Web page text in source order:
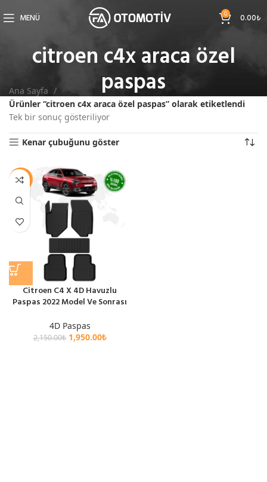
MENÜ 0 0.00₺
citroen c4x araca özel
paspas
Ana Sayfa
Ürünler “citroen c4x araca özel paspas” olarak etiketlendi
Tek bir sonuç gösteriliyor
Kenar çubuğunu göster
-9%
Citroen C4 X 4D Havuzlu
Paspas 2022 Model Ve Sonrası
4D Paspas
2,150.00₺ 1,950.00₺